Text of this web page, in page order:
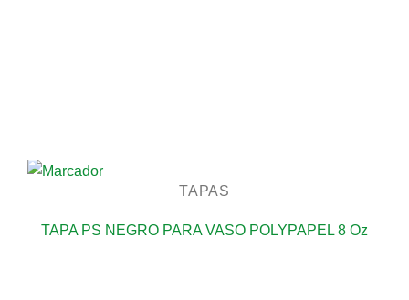
TAPAS
TAPA PS NEGRO PARA VASO POLYPAPEL 8 Oz